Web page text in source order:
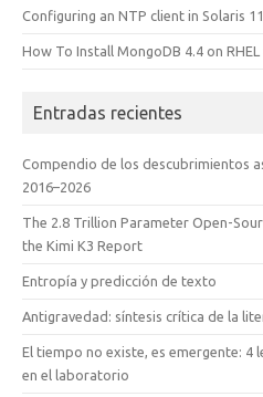
Configuring an NTP client in Solaris 11
How To Install MongoDB 4.4 on RHEL
Entradas recientes
Compendio de los descubrimientos
2016–2026
The 2.8 Trillion Parameter Open-
the Kimi K3 Report
Entropía y predicción de texto
Antigravedad: síntesis crítica de la
El tiempo no existe, es emergente: 4
en el laboratorio